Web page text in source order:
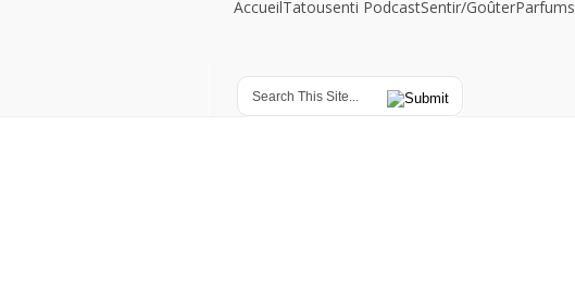
AccueilTatousenti PodcastSentir/GoûterParfums